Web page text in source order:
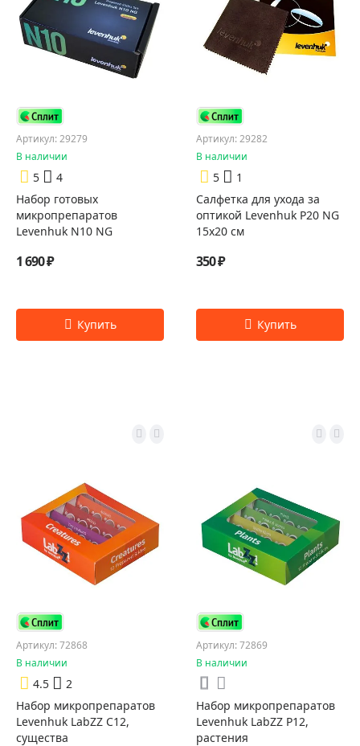
Артикул: 29279
В наличии
5
4
Набор готовых
микропрепаратов
Levenhuk N10 NG
1 690 ₽
Артикул: 29282
В наличии
5
1
Салфетка для ухода за
оптикой Levenhuk P20 NG
15x20 см
350 ₽
Артикул: 72868
В наличии
4.5
2
Набор микропрепаратов
Levenhuk LabZZ C12,
существа
Артикул: 72869
В наличии
Набор микропрепаратов
Levenhuk LabZZ P12,
растения